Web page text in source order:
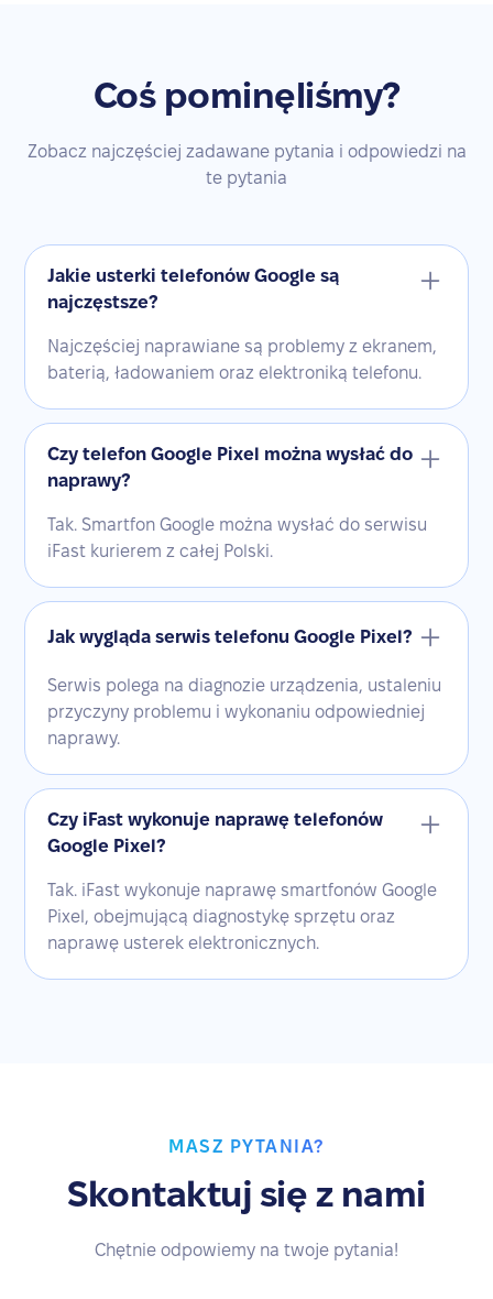
Coś pominęliśmy?
Zobacz najczęściej zadawane pytania i odpowiedzi na
te pytania
Jakie usterki telefonów Google są
najczęstsze?
Najczęściej naprawiane są problemy z ekranem,
baterią, ładowaniem oraz elektroniką telefonu.
Czy telefon Google Pixel można wysłać do
naprawy?
Tak. Smartfon Google można wysłać do serwisu
iFast kurierem z całej Polski.
Jak wygląda serwis telefonu Google Pixel?
Serwis polega na diagnozie urządzenia, ustaleniu
przyczyny problemu i wykonaniu odpowiedniej
naprawy.
Czy iFast wykonuje naprawę telefonów
Google Pixel?
Tak. iFast wykonuje naprawę smartfonów Google
Pixel, obejmującą diagnostykę sprzętu oraz
naprawę usterek elektronicznych.
MASZ PYTANIA?
Skontaktuj się z nami
Chętnie odpowiemy na twoje pytania!